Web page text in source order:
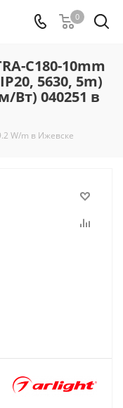
0
C180-10mm
5630, 5m)
Вт) 040251 в
W/m в Ижевске